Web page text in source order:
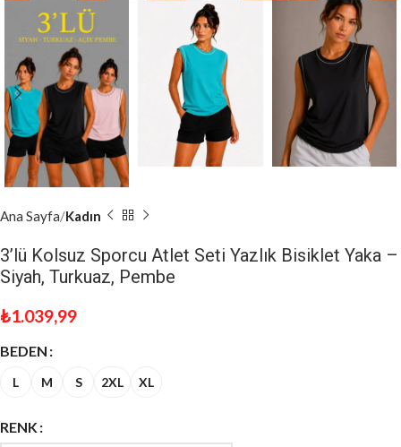
Ana Sayfa Kadın
3’lü Kolsuz Sporcu Atlet Seti Yazlık Bisiklet Yaka –
Siyah, Turkuaz, Pembe
₺1.039,99
BEDEN
L M S 2XL XL
RENK